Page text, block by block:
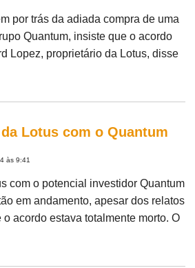
por trás da adiada compra de uma
Quantum, insiste que o acordo
Lopez, proprietário da Lotus, disse
Lotus com o Quantum
às 9:41
com o potencial investidor Quantum
em andamento, apesar dos relatos
acordo estava totalmente morto. O